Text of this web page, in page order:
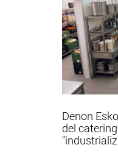
Denon
del